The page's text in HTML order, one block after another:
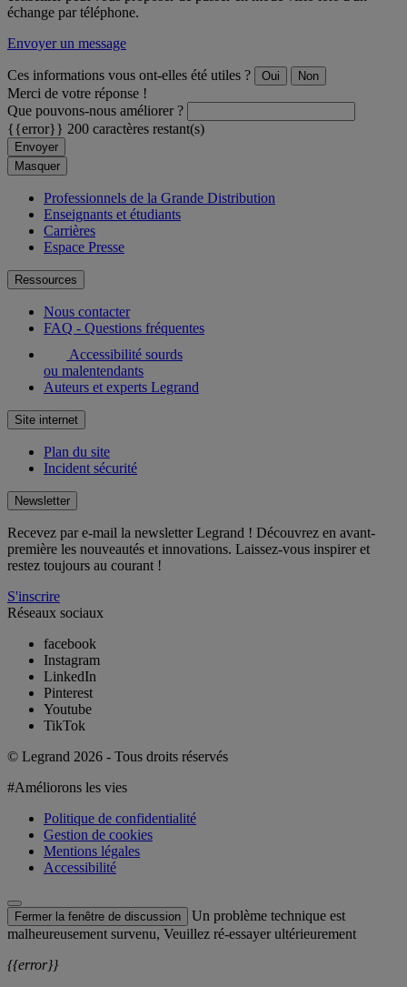
échange par téléphone.
Envoyer un message
Ces informations vous ont-elles été utiles ? Oui Non
Merci de votre réponse !
Que pouvons-nous améliorer ?
{{error}} 200 caractères restant(s)
Envoyer
Masquer
Professionnels de la Grande Distribution
Enseignants et étudiants
Carrières
Espace Presse
Ressources
Nous contacter
FAQ - Questions fréquentes
Accessibilité sourds
ou malentendants
Auteurs et experts Legrand
Site internet
Plan du site
Incident sécurité
Newsletter
Recevez par e-mail la newsletter Legrand ! Découvrez en avant-
première les nouveautés et innovations. Laissez-vous inspirer et
restez toujours au courant !
S'inscrire
Réseaux sociaux
facebook
Instagram
LinkedIn
Pinterest
Youtube
TikTok
© Legrand 2026 - Tous droits réservés
#Améliorons les vies
Politique de confidentialité
Gestion de cookies
Mentions légales
Accessibilité
Fermer la fenêtre de discussion
Un problème technique est
malheureusement survenu, Veuillez ré-essayer ultérieurement
{{error}}